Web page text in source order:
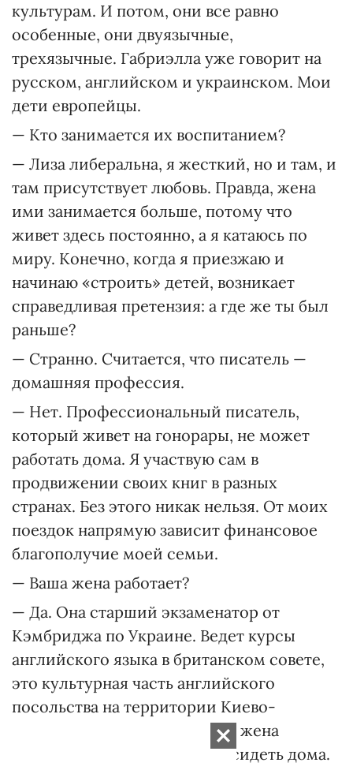
культурам. И потом, они все равно
особенные, они двуязычные,
трехязычные. Габриэлла уже говорит на
русском, английском и украинском. Мои
дети европейцы.
— Кто занимается их воспитанием?
— Лиза либеральна, я жесткий, но и там, и
там присутствует любовь. Правда, жена
ими занимается больше, потому что
живет здесь постоянно, а я катаюсь по
миру. Конечно, когда я приезжаю и
начинаю «строить» детей, возникает
справедливая претензия: а где же ты был
раньше?
— Странно. Считается, что писатель —
домашняя профессия.
— Нет. Профессиональный писатель,
который живет на гонорары, не может
работать дома. Я участвую сам в
продвижении своих книг в разных
странах. Без этого никак нельзя. От моих
поездок напрямую зависит финансовое
благополучие моей семьи.
— Ваша жена работает?
— Да. Она старший экзаменатор от
Кэмбриджа по Украине. Ведет курсы
английского языка в британском совете,
это культурная часть английского
посольства на территории Киево-
Могилянской академии. Моя жена
трудоголик, и она не может сидеть дома.